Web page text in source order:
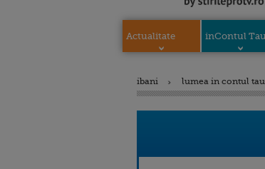
Actualitate inContul
ibani lumea in contul tau